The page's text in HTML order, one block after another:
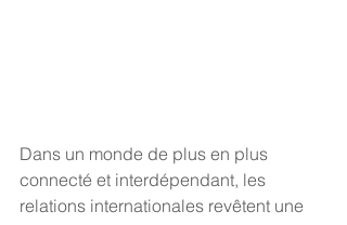
Dans un monde de plus en plus
connecté et interdépendant, les
relations internationales revêtent une